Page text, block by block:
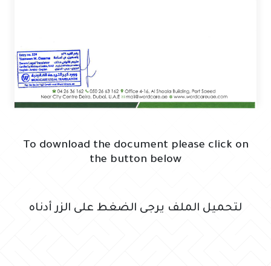
To download the document please click on
the button below
لتحميل الملف يرجى الضغط على الزر أدناه